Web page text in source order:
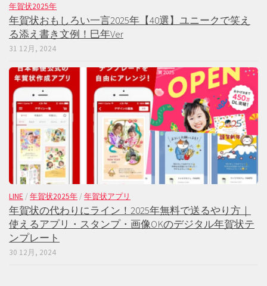
年賀状2025年
年賀状おもしろい一言2025年【40選】ユニークで笑え
る添え書き文例！巳年Ver
31 12月, 2024
LINE / 年賀状2025年/ 年賀状アプリ
年賀状の代わりにライン！2025年無料で送るやり方｜
使えるアプリ・スタンプ・画像OKのデジタル年賀状テ
ンプレート
30 12月, 2024